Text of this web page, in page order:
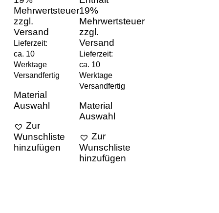
Mehrwertsteuer
zzgl.
Versand
Lieferzeit:
ca. 10
Werktage
Versandfertig
Material
Auswahl
Zur
Wunschliste
hinzufügen
19%
Mehrwertsteuer
zzgl.
Versand
Lieferzeit:
ca. 10
Werktage
Versandfertig
Material
Auswahl
Zur
Wunschliste
hinzufügen